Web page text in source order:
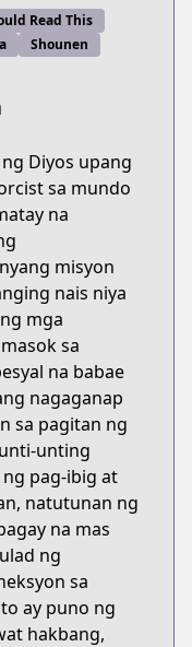
Read This
Shounen
Diyos upang
sa mundo
na
misyon
nais niya
mga
sa
na babae
nagaganap
sa pagitan ng
unting
pag-ibig at
natutunan ng
na mas
ng
sa
ay puno ng
hakbang,